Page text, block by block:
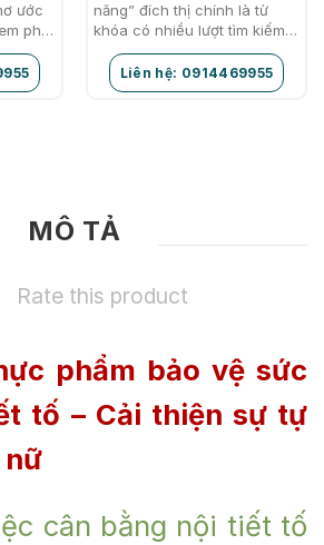
MÔ TẢ
Rate this product
phẩm bảo vệ sức
tố – Cải thiện sự tự
nữ
cân bằng nội tiết tố
ước
phụ
hình
năng” đích thị chính là từ
khóa có nhiều lượt tìm kiếm
nhất trên các trang web hiện
nay. Nói về dịch vụ…
Liên hệ: 0914469955